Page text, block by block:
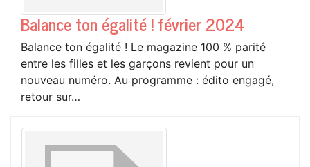
Balance ton égalité ! février 2024
Balance ton égalité ! Le magazine 100 % parité
entre les filles et les garçons revient pour un
nouveau numéro. Au programme : édito engagé,
retour sur…